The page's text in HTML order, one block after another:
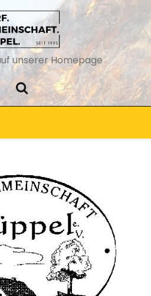
unserer Homepage